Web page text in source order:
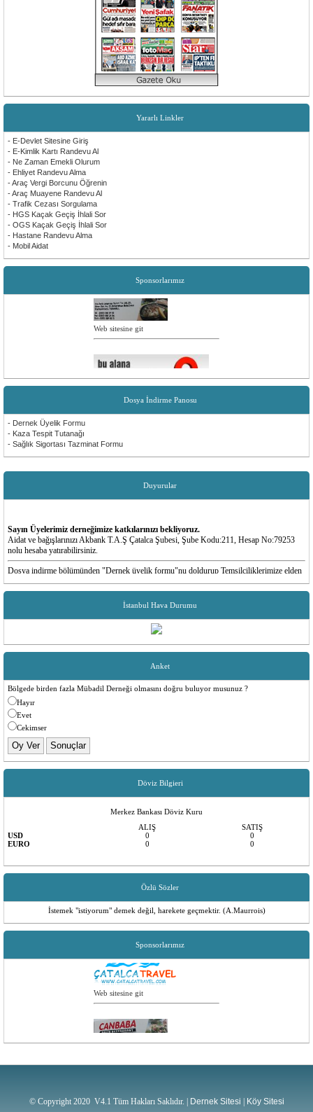
Duyurular
Sayın Üyelerimiz derneğimize katkılarınızı bekliyoruz.
Aidat ve bağışlarınızı Akbank T.A.Ş Çatalca Şubesi, Şube Kodu:211, Hesap No:79253
nolu hesaba yatırabilirsiniz.
Dosya indirme bölümünden "Dernek üyelik formu"nu doldurup Temsilciliklerimize elden
dönümü adına düzenleyeceğimiz balomuzda Rumeli ezgileriyle ve muhteşem sahnesiyle
Cüneyt Şentürk gecemizi taçlandıracak. Sizleri de eğlence ve sürpriz dolu gecemizde
görmekten mutluluk duyarız. Bilet satın almak için 0532 012 78 17 nolu telden bizlerle
İstanbul Hava Durumu
Anket
Bölgede birden fazla Mübadil Derneği olmasını doğru buluyor musunuz ?
Hayır
Evet
Cekimser
Döviz Bilgieri
Merkez Bankası Döviz Kuru
ALIŞ
SATIŞ
USD
0
0
EURO
0 0
Özlü Sözler
İstemek "istiyorum" demek değil, harekete geçmektir. (A.Maurrois)
Sponsorlarımız
Web sitesine git
Yararlı Linkler
- E-Devlet Sitesine Giriş
- E-Kimlik Kartı Randevu Al
- Ne Zaman Emekli Olurum
- Ehliyet Randevu Alma
- Araç Vergi Borcunu Öğrenin
- Araç Muayene Randevu Al
- Trafik Cezası Sorgulama
- HGS Kaçak Geçiş İhlali Sor
- OGS Kaçak Geçiş İhlali Sor
- Hastane Randevu Alma
- Mobil Aidat
Sponsorlarımız
Web sitesine git
Dosya İndirme Panosu
- Dernek Üyelik Formu
- Kaza Tespit Tutanağı
- Sağlık Sigortası Tazminat Formu
© Copyright 2020 V4.1 Tüm Hakları Saklıdır. | Dernek Sitesi Köy Sitesi